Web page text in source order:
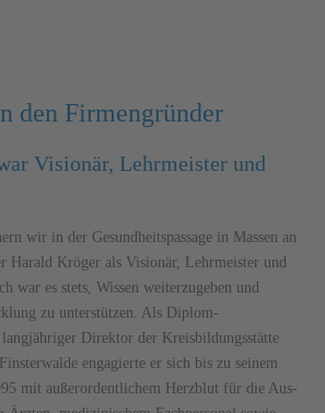
den Firmengründer
Visionär, Lehrmeister und
wir in der Gesundheitspassage in Massen an
Harald Kröger als Visionär, Lehrmeister und
war es stets, Wissen weiterzugeben und
zu unterstützen. Als Diplom-
langjähriger Direktor der Kreisbildungsstätte
engagierte er sich bis zu seinem
mit außerordentlichem Herzblut für die Aus-